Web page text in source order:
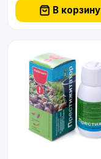
В корзину